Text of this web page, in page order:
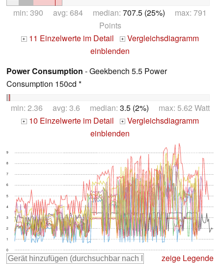
min: 390 avg: 684 median: 707.5 (25%) max: 791
Points
+ 11 Einzelwerte im Detail +
Vergleichsdiagramm
einblenden
Power Consumption - Geekbench 5.5 Power
Consumption 150cd *
min: 2.36 avg: 3.6 median: 3.5 (2%) max: 5.62 Watt
+ 10 Einzelwerte im Detail +
Vergleichsdiagramm
einblenden
0
1
2
3
4
5
6
7
8
9
zeige Legende